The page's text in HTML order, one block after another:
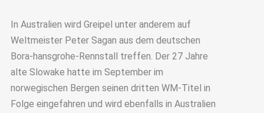
In Australien wird Greipel unter anderem auf
Weltmeister Peter Sagan aus dem deutschen
Bora-hansgrohe-Rennstall treffen. Der 27 Jahre
alte Slowake hatte im September im
norwegischen Bergen seinen dritten WM-Titel in
Folge eingefahren und wird ebenfalls in Australien